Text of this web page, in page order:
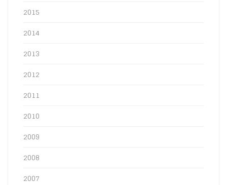
2015
2014
2013
2012
2011
2010
2009
2008
2007